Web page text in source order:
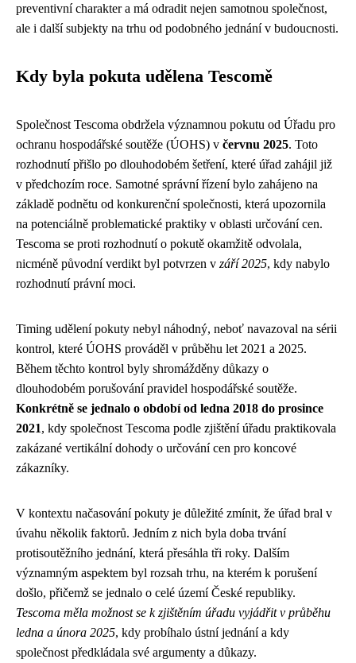
preventivní charakter a má odradit nejen samotnou společnost,
ale i další subjekty na trhu od podobného jednání v budoucnosti.
Kdy byla pokuta udělena Tescomě
Společnost Tescoma obdržela významnou pokutu od Úřadu pro
ochranu hospodářské soutěže (ÚOHS) v červnu 2025. Toto
rozhodnutí přišlo po dlouhodobém šetření, které úřad zahájil již
v předchozím roce. Samotné správní řízení bylo zahájeno na
základě podnětu od konkurenční společnosti, která upozornila
na potenciálně problematické praktiky v oblasti určování cen.
Tescoma se proti rozhodnutí o pokutě okamžitě odvolala,
nicméně původní verdikt byl potvrzen v září 2025, kdy nabylo
rozhodnutí právní moci.
Timing udělení pokuty nebyl náhodný, neboť navazoval na sérii
kontrol, které ÚOHS prováděl v průběhu let 2021 a 2025.
Během těchto kontrol byly shromážděny důkazy o
dlouhodobém porušování pravidel hospodářské soutěže.
Konkrétně se jednalo o období od ledna 2018 do prosince
2021, kdy společnost Tescoma podle zjištění úřadu praktikovala
zakázané vertikální dohody o určování cen pro koncové
zákazníky.
V kontextu načasování pokuty je důležité zmínit, že úřad bral v
úvahu několik faktorů. Jedním z nich byla doba trvání
protisoutěžního jednání, která přesáhla tři roky. Dalším
významným aspektem byl rozsah trhu, na kterém k porušení
došlo, přičemž se jednalo o celé území České republiky.
Tescoma měla možnost se k zjištěním úřadu vyjádřit v průběhu
ledna a února 2025, kdy probíhalo ústní jednání a kdy
společnost předkládala své argumenty a důkazy.